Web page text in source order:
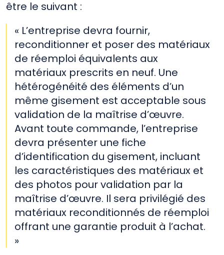
être le suivant :
« L’entreprise devra fournir,
reconditionner et poser des matériaux
de réemploi équivalents aux
matériaux prescrits en neuf. Une
hétérogénéité des éléments d’un
même gisement est acceptable sous
validation de la maîtrise d’œuvre.
Avant toute commande, l’entreprise
devra présenter une fiche
d’identification du gisement, incluant
les caractéristiques des matériaux et
des photos pour validation par la
maîtrise d’œuvre. Il sera privilégié des
matériaux reconditionnés de réemploi
offrant une garantie produit à l’achat.
»